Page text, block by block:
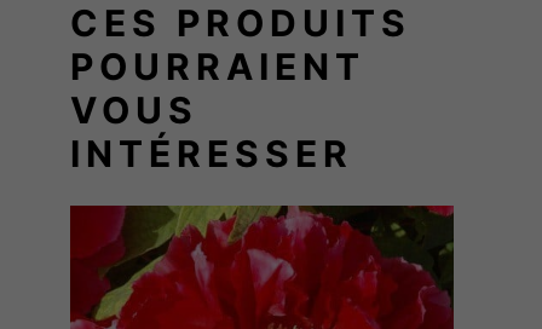
CES PRODUITS
POURRAIENT
VOUS
INTÉRESSER